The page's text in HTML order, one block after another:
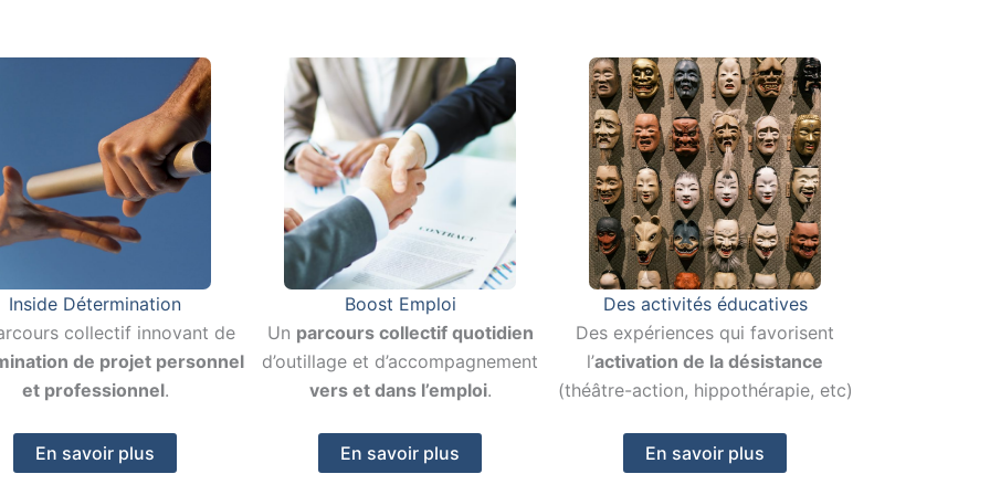
Inside Détermination
collectif innovant de
de projet personnel
et professionnel.
En savoir plus
Boost Emploi
Un parcours collectif quotidien
d’outillage et d’accompagnement
vers et dans l’emploi.
En savoir plus
Des activités éducatives
Des expériences qui favorisent
l’activation de la désistance
(théâtre-action, hippothérapie, etc)
En savoir plus